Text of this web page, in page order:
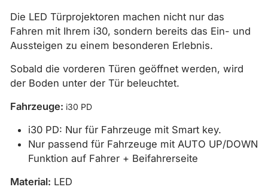
Die LED Türprojektoren machen nicht nur das
Fahren mit Ihrem i30, sondern bereits das Ein- und
Aussteigen zu einem besonderen Erlebnis.
Sobald die vorderen Türen geöffnet werden, wird
der Boden unter der Tür beleuchtet.
Fahrzeuge: i30 PD
i30 PD: Nur für Fahrzeuge mit Smart key.
Nur passend für Fahrzeuge mit AUTO UP/DOWN
Funktion auf Fahrer + Beifahrerseite
Material: LED